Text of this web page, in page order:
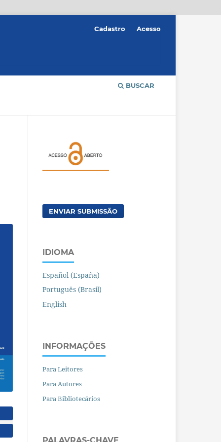
BUSCAR
Cadastro Acesso
ENVIAR SUBMISSÃO
IDIOMA
Español (España)
Português (Brasil)
English
INFORMAÇÕES
Para Leitores
Para Autores
Para Bibliotecários